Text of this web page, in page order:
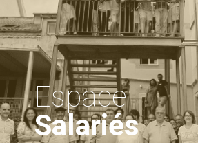
Espace
Salariés